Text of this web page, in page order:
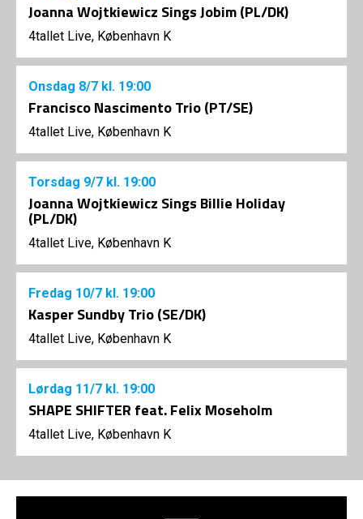
Joanna Wojtkiewicz Sings Jobim (PL/DK)
4tallet Live, København K
Onsdag 8/7 kl. 19:00
Francisco Nascimento Trio (PT/SE)
4tallet Live, København K
Torsdag 9/7 kl. 19:00
Joanna Wojtkiewicz Sings Billie Holiday
(PL/DK)
4tallet Live, København K
Fredag 10/7 kl. 19:00
Kasper Sundby Trio (SE/DK)
4tallet Live, København K
Lørdag 11/7 kl. 19:00
SHAPE SHIFTER feat. Felix Moseholm
4tallet Live, København K